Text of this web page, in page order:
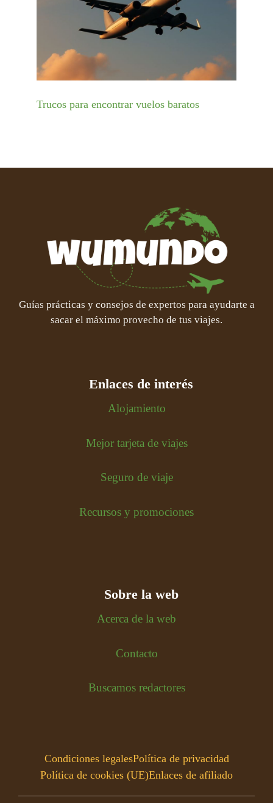
Trucos para encontrar vuelos baratos
Guías prácticas y consejos de expertos para ayudarte a
sacar el máximo provecho de tus viajes.
Enlaces de interés
Alojamiento
Mejor tarjeta de viajes
Seguro de viaje
Recursos y promociones
Sobre la web
Acerca de la web
Contacto
Buscamos redactores
Condiciones legalesPolítica de privacidad
Política de cookies (UE)Enlaces de afiliado